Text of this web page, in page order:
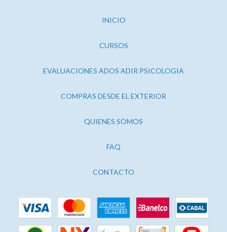
INICIO
CURSOS
EVALUACIONES ADOS ADIR PSICOLOGIA
COMPRAS DESDE EL EXTERIOR
QUIENES SOMOS
FAQ
CONTACTO